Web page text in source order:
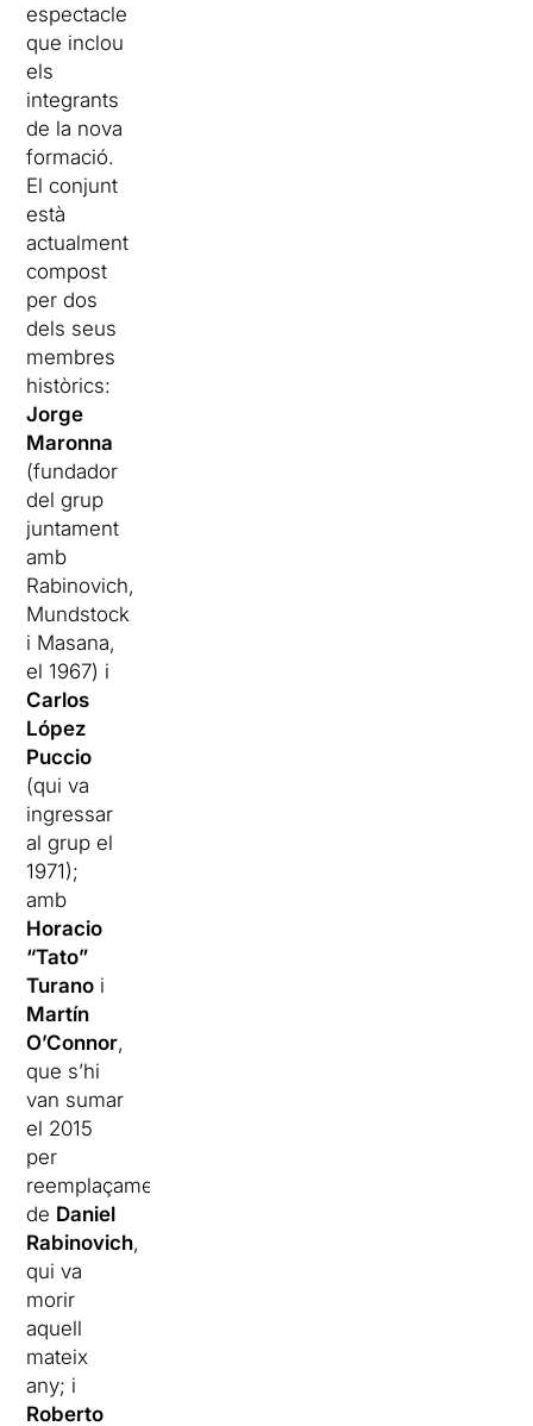
espectacle
que inclou
els
integrants
de la nova
formació.
El conjunt
està
actualment
compost
per dos
dels seus
membres
històrics:
Jorge
Maronna
(fundador
del grup
juntament
amb
Rabinovich,
Mundstock
i Masana,
el 1967) i
Carlos
López
Puccio
(qui va
ingressar
al grup el
1971);
amb
Horacio
“Tato”
Turano i
Martín
O’Connor,
que s’hi
van sumar
el 2015
per
reemplaçament
de Daniel
Rabinovich,
qui va
morir
aquell
mateix
any; i
Roberto